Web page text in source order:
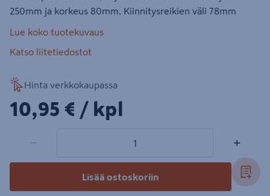
250mm ja korkeus 80mm. Kiinnitysreikien väli 78mm
Lue koko tuotekuvaus
Katso liitetiedostot
Hinta verkkokaupassa
10,95€/kpl
10,95 € / kpl
− +
Lisää ostoskoriin